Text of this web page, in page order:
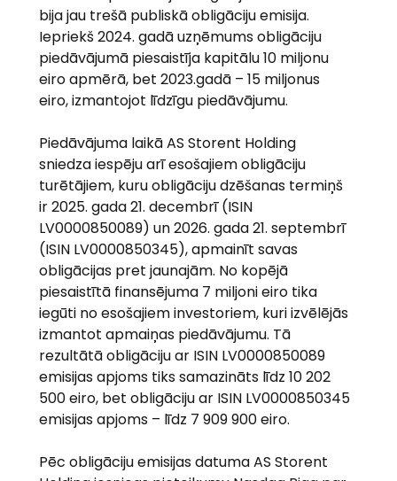
bija jau trešā publiskā obligāciju emisija.
Iepriekš 2024. gadā uzņēmums obligāciju
piedāvājumā piesaistīja kapitālu 10 miljonu
eiro apmērā, bet 2023.gadā – 15 miljonus
eiro, izmantojot līdzīgu piedāvājumu.
Piedāvājuma laikā AS Storent Holding
sniedza iespēju arī esošajiem obligāciju
turētājiem, kuru obligāciju dzēšanas termiņš
ir 2025. gada 21. decembrī (ISIN
LV0000850089) un 2026. gada 21. septembrī
(ISIN LV0000850345), apmainīt savas
obligācijas pret jaunajām. No kopējā
piesaistītā finansējuma 7 miljoni eiro tika
iegūti no esošajiem investoriem, kuri izvēlējās
izmantot apmaiņas piedāvājumu. Tā
rezultātā obligāciju ar ISIN LV0000850089
emisijas apjoms tiks samazināts līdz 10 202
500 eiro, bet obligāciju ar ISIN LV0000850345
emisijas apjoms – līdz 7 909 900 eiro.
Pēc obligāciju emisijas datuma AS Storent